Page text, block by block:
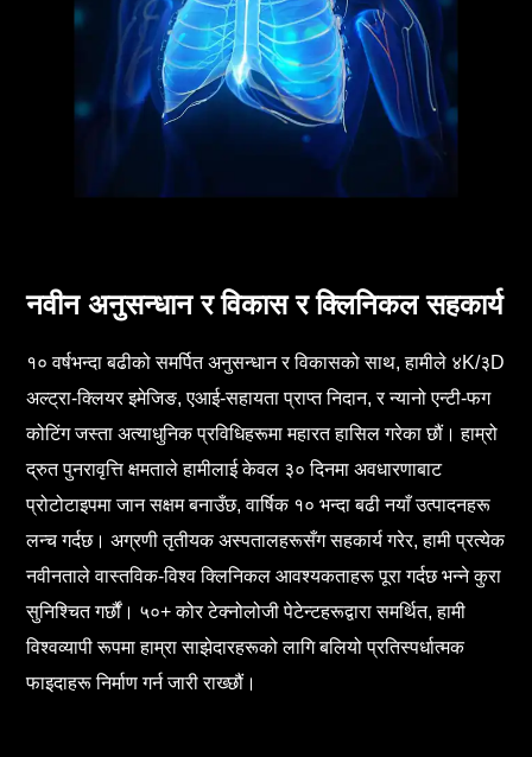
नवीन अनुसन्धान र विकास र क्लिनिकल सहकार्य
१० वर्षभन्दा बढीको समर्पित अनुसन्धान र विकासको साथ, हामीले ४K/३D
अल्ट्रा-क्लियर इमेजिङ, एआई-सहायता प्राप्त निदान, र न्यानो एन्टी-फग
कोटिंग जस्ता अत्याधुनिक प्रविधिहरूमा महारत हासिल गरेका छौं। हाम्रो
द्रुत पुनरावृत्ति क्षमताले हामीलाई केवल ३० दिनमा अवधारणाबाट
प्रोटोटाइपमा जान सक्षम बनाउँछ, वार्षिक १० भन्दा बढी नयाँ उत्पादनहरू
लन्च गर्दछ। अग्रणी तृतीयक अस्पतालहरूसँग सहकार्य गरेर, हामी प्रत्येक
नवीनताले वास्तविक-विश्व क्लिनिकल आवश्यकताहरू पूरा गर्दछ भन्ने कुरा
सुनिश्चित गर्छौं। ५०+ कोर टेक्नोलोजी पेटेन्टहरूद्वारा समर्थित, हामी
विश्वव्यापी रूपमा हाम्रा साझेदारहरूको लागि बलियो प्रतिस्पर्धात्मक
फाइदाहरू निर्माण गर्न जारी राख्छौं।